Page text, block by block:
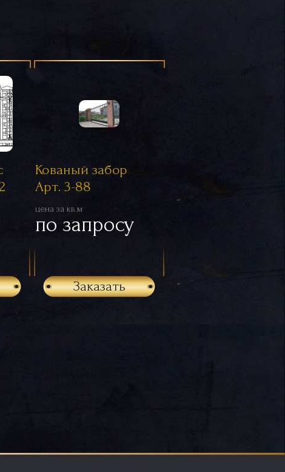
Кованый забор
Арт. 3-88
цена за кв.м
по запросу
Заказать